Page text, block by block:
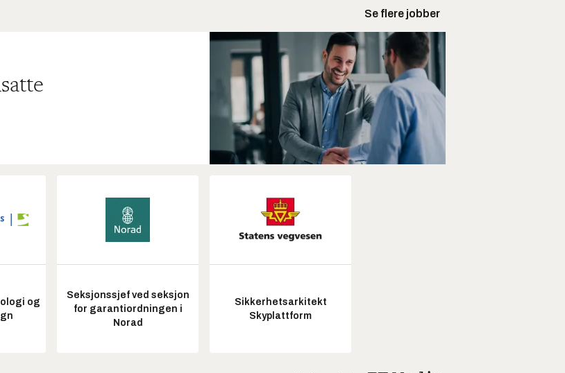
Se flere jobber
og
Seksjonssjef ved seksjon
for garantiordningen i
Norad
Sikkerhetsarkitekt
Skyplattform